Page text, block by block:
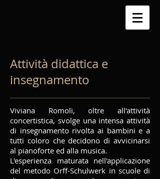
Attività didattica e
insegnamento
Viviana Romoli, oltre all'attività
concertistica, svolge una intensa attività
di insegnamento rivolta ai bambini e a
tutti coloro che decidono di avvicinarsi
al pianoforte ed alla musica.
L'esperienza maturata nell'applicazione
del metodo Orff-Schulwerk in scuole di